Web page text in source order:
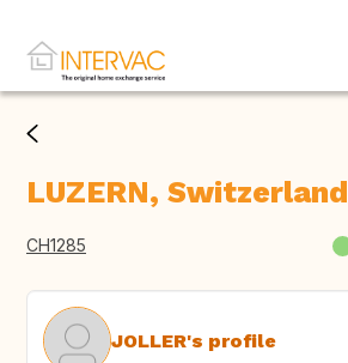
LUZERN, Switzerland
CH1285
JOLLER's profile